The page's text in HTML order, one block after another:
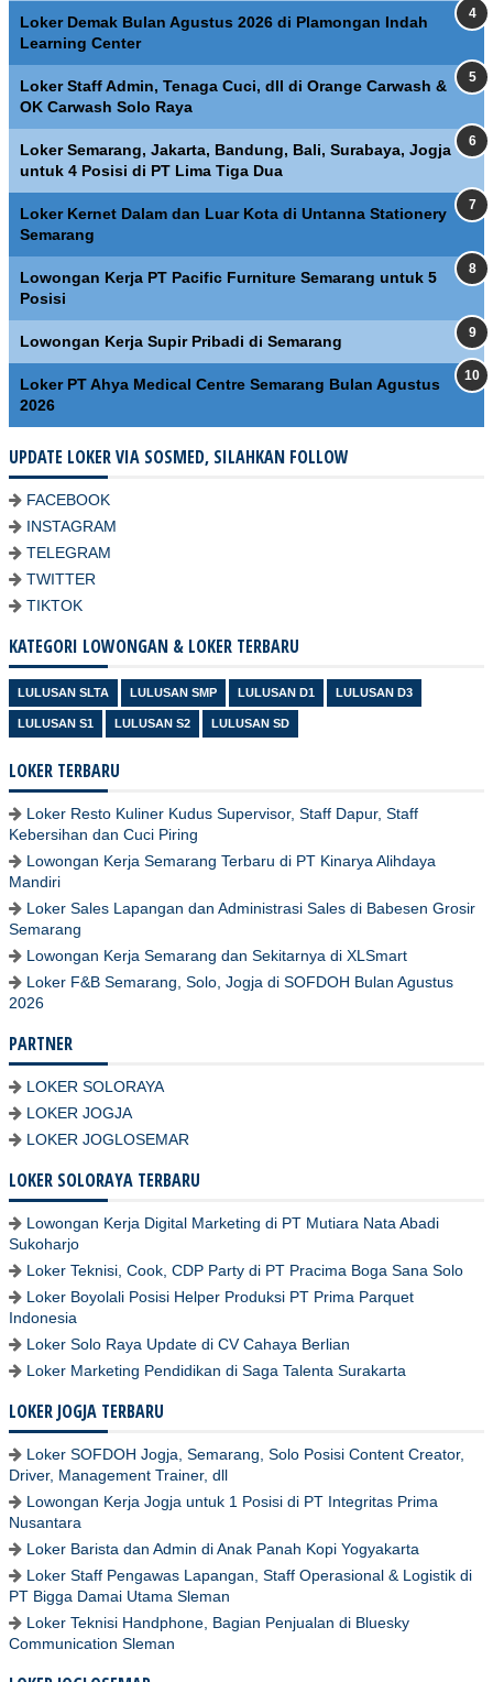
Loker Demak Bulan Agustus 2026 di Plamongan Indah
Learning Center
Loker Staff Admin, Tenaga Cuci, dll di Orange Carwash &
OK Carwash Solo Raya
Loker Semarang, Jakarta, Bandung, Bali, Surabaya, Jogja
untuk 4 Posisi di PT Lima Tiga Dua
Loker Kernet Dalam dan Luar Kota di Untanna Stationery
Semarang
Lowongan Kerja PT Pacific Furniture Semarang untuk 5
Posisi
Lowongan Kerja Supir Pribadi di Semarang
Loker PT Ahya Medical Centre Semarang Bulan Agustus
2026
UPDATE LOKER VIA SOSMED, SILAHKAN FOLLOW
FACEBOOK
INSTAGRAM
TELEGRAM
TWITTER
TIKTOK
KATEGORI LOWONGAN & LOKER TERBARU
LULUSAN SLTA LULUSAN SMP LULUSAN D1 LULUSAN D3
LULUSAN S1 LULUSAN S2 LULUSAN SD
LOKER TERBARU
Loker Resto Kuliner Kudus Supervisor, Staff Dapur, Staff
Kebersihan dan Cuci Piring
Lowongan Kerja Semarang Terbaru di PT Kinarya Alihdaya
Mandiri
Loker Sales Lapangan dan Administrasi Sales di Babesen Grosir
Semarang
Lowongan Kerja Semarang dan Sekitarnya di XLSmart
Loker F&B Semarang, Solo, Jogja di SOFDOH Bulan Agustus
2026
PARTNER
LOKER SOLORAYA
LOKER JOGJA
LOKER JOGLOSEMAR
LOKER SOLORAYA TERBARU
Lowongan Kerja Digital Marketing di PT Mutiara Nata Abadi
Sukoharjo
Loker Teknisi, Cook, CDP Party di PT Pracima Boga Sana Solo
Loker Boyolali Posisi Helper Produksi PT Prima Parquet
Indonesia
Loker Solo Raya Update di CV Cahaya Berlian
Loker Marketing Pendidikan di Saga Talenta Surakarta
LOKER JOGJA TERBARU
Loker SOFDOH Jogja, Semarang, Solo Posisi Content Creator,
Driver, Management Trainer, dll
Lowongan Kerja Jogja untuk 1 Posisi di PT Integritas Prima
Nusantara
Loker Barista dan Admin di Anak Panah Kopi Yogyakarta
Loker Staff Pengawas Lapangan, Staff Operasional & Logistik di
PT Bigga Damai Utama Sleman
Loker Teknisi Handphone, Bagian Penjualan di Bluesky
Communication Sleman